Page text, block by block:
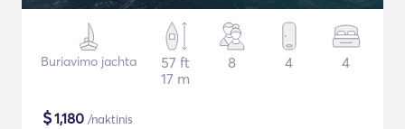
Buriavimo jachta
57 ft
17 m
8 4 4
$1,180 /naktinis